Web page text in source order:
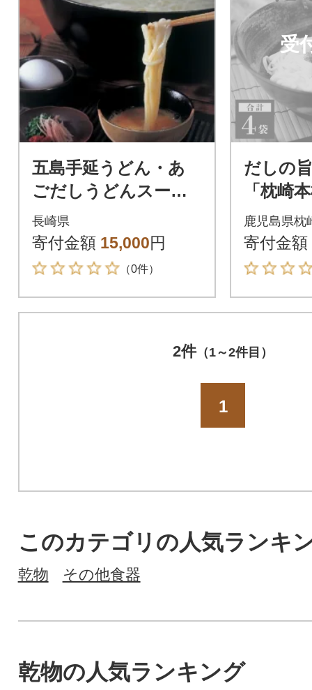
五島手延うどん・あ
ごだしうどんスー
プ・うどんすくいセ
ット (A31)
長崎県
寄付金額 15,000円
（0件）
受
だしの
「枕崎
どん」
お節 か
鹿児島県枕
寄付金額
2件（1～2件目）
1
このカテゴリの人気ランキ
乾物 その他食器
乾物の人気ランキング